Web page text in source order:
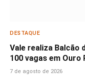
DESTAQUE
Vale realiza Balcão
100 vagas em
7 de agosto de 2026